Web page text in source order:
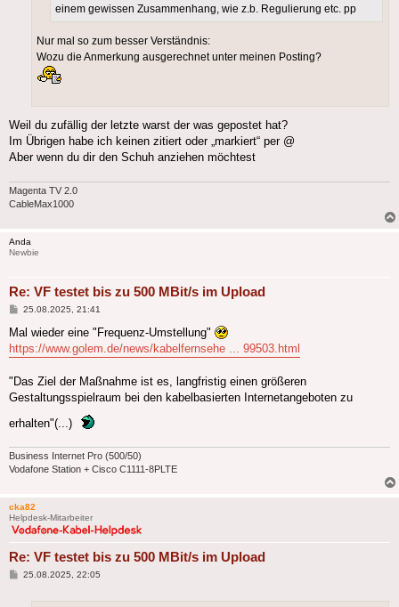
einem gewissen Zusammenhang, wie z.b. Regulierung etc. pp
Nur mal so zum besser Verständnis:
Wozu die Anmerkung ausgerechnet unter meinen Posting?
Weil du zufällig der letzte warst der was gepostet hat?
Im Übrigen habe ich keinen zitiert oder „markiert“ per @
Aber wenn du dir den Schuh anziehen möchtest
Magenta TV 2.0
CableMax1000
Anda
Newbie
Re: VF testet bis zu 500 MBit/s im Upload
Beitrag
25.08.2025, 21:41
Mal wieder eine "Frequenz-Umstellung"
https://www.golem.de/news/kabelfernsehe ... 99503.html
"Das Ziel der Maßnahme ist es, langfristig einen größeren
Gestaltungsspielraum bei den kabelbasierten Internetangeboten zu
erhalten"(...)
Business Internet Pro (500/50)
Vodafone Station + Cisco C1111-8PLTE
cka82
Helpdesk-Mitarbeiter
Re: VF testet bis zu 500 MBit/s im Upload
Beitrag
25.08.2025, 22:05